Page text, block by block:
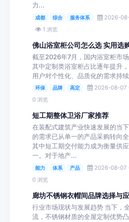
力...
成都 综合 服务体系 2026-
1 浏览
佛山浴室柜公司怎么选 实用选
截至2026年7月，国内浴室柜市
其中定制类浴室柜占比逐年提升
用户对个性化、品质化的需求持
环保 品牌 高定 2026-08-07
0 浏览
短工期整体卫浴厂家推荐
在装配式建筑产业快速发展的当
的需求已从单一的产品采购转向
其中短工期交付能力成为衡量供
一。对于地产...
能力 体系 产品 2026-08-07
0 浏览
廊坊不锈钢衣帽间品牌选择与
行业市场现状与发展趋势 当下，
流，不锈钢材质的全屋定制优势